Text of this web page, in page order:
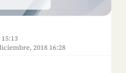
2018 16:28